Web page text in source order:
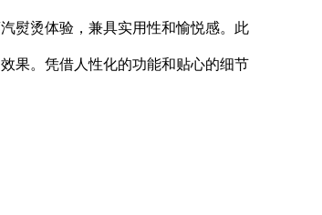
熨烫体验，兼具实用性和愉悦感。此
果。凭借人性化的功能和贴心的细节